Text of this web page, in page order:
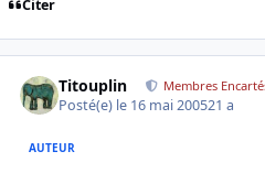
Citer
Titouplin Membres
Posté(e) le 16 mai 200521 a
AUTEUR